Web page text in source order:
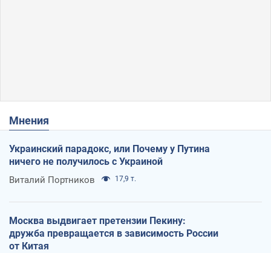
Мнения
Украинский парадокс, или Почему у Путина
ничего не получилось с Украиной
Виталий Портников 17,9 т.
Москва выдвигает претензии Пекину:
дружба превращается в зависимость России
от Китая